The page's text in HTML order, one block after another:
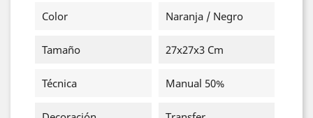
Color Naranja / Negro
Tamaño 27x27x3 Cm
Técnica Manual 50%